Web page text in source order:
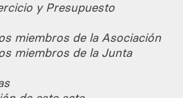
y Presupuesto
miembros de la Asociación
miembros de la Junta